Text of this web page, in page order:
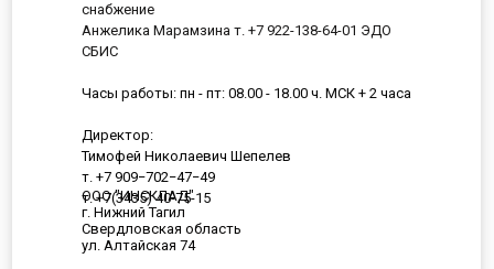
ООО "ИНСКЛАД"
г. Нижний Тагил
Свердловская область
ул. Алтайская 74
снабжение
Анжелика Марамзина т. +7 922-138-64-01 ЭДО
СБИС
Часы работы: пн - пт: 08.00 - 18.00 ч. МСК + 2 часа
Директор:
Тимофей Николаевич Шепелев
т. +7 909−702−47−49
т. +7(3435) 40-75-15